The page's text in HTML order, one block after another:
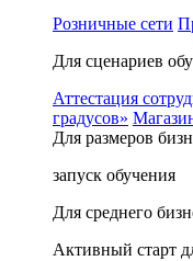
Розничные сети
Для сценариев
Аттестация
градусов»
Для размеров
запуск обучения
Для среднего
Активный старт